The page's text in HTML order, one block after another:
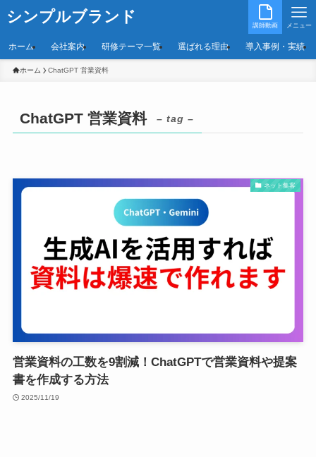
シンプルブランド 講師動画 メニュー
ホーム 会社案内 研修テーマ一覧 選ばれる理由 導入事例・実績
ホーム ChatGPT 営業資料
ChatGPT 営業資料 – tag –
ネット集客
営業資料の工数を9割減！ChatGPTで営業資料や提案
書を作成する方法
2025/11/19